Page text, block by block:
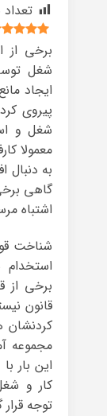
تعداد
برخی از
شغل
ایجاد
پیروی
شغل و
معمولا
به دنبال
گاهی
اشتباه
شناخت
برخی از
قانون
کردنشان
مجموعه
این بار
کار و
توجه قرار